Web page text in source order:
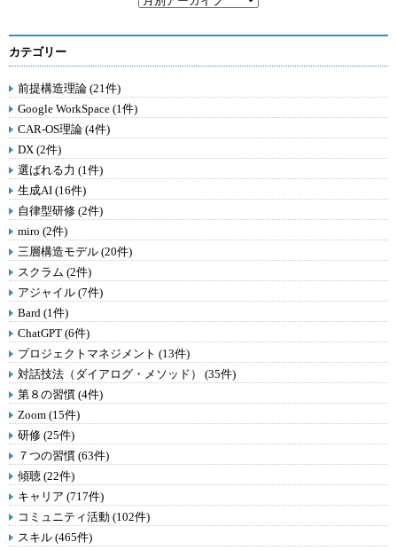
カテゴリー
前提構造理論 (21件)
Google WorkSpace (1件)
CAR-OS理論 (4件)
DX (2件)
選ばれる力 (1件)
生成AI (16件)
自律型研修 (2件)
miro (2件)
三層構造モデル (20件)
スクラム (2件)
アジャイル (7件)
Bard (1件)
ChatGPT (6件)
プロジェクトマネジメント (13件)
対話技法（ダイアログ・メソッド） (35件)
第８の習慣 (4件)
Zoom (15件)
研修 (25件)
７つの習慣 (63件)
傾聴 (22件)
キャリア (717件)
コミュニティ活動 (102件)
スキル (465件)